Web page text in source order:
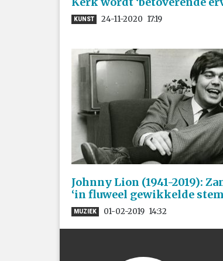
KUNST 24-11-2020 17:19
Johnny Lion (1941-2019):
‘in fluweel gewikkelde
MUZIEK 01-02-2019 14:32